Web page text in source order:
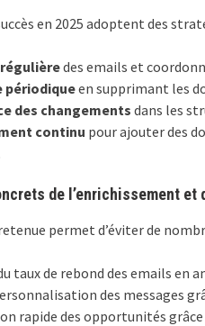
en 2025 adoptent des
des emails et
périodiqueen supprimant les
des changements dans les
continu pour ajouter des
de l’enrichissement et
permet d’éviter de
taux de rebond des emails en
des messages
rapide des opportunités